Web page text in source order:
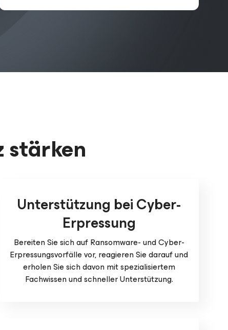
stärken
Unterstützung bei Cyber-
Erpressung
Bereiten Sie sich auf Ransomware- und Cyber-
Erpressungsvorfälle vor, reagieren Sie darauf und
erholen Sie sich davon mit spezialisiertem
Fachwissen und schneller Unterstützung.